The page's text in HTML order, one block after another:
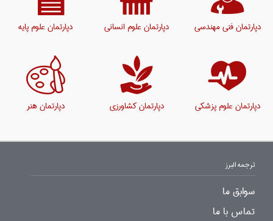
دپارتمان فنی مهندسی دپارتمان علوم انسانی دپارتمان علوم پایه
دپارتمان علوم پزشکی دپارتمان کشاورزی دپارتمان هنر
ترجمه البرز
سوابق ما
تماس با ما